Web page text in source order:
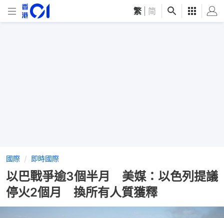
繁 简
國際 即時國際
以巴戰爭逾3個半月 美媒：以色列提議
停火2個月 換所有人質獲釋